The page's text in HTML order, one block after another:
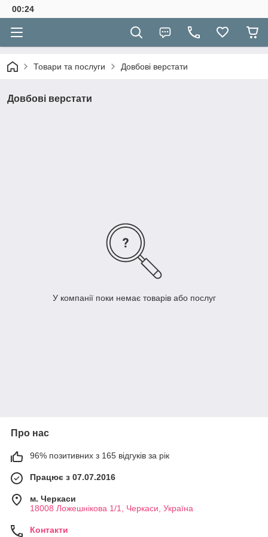
00:24
Товари та послуги Довбові верстати
Довбові верстати
У компанії поки немає товарів або послуг
Про нас
96% позитивних з 165 відгуків за рік
Працює з 07.07.2016
м. Черкаси
18008 Ложешнікова 1/1, Черкаси, Україна
Контакти